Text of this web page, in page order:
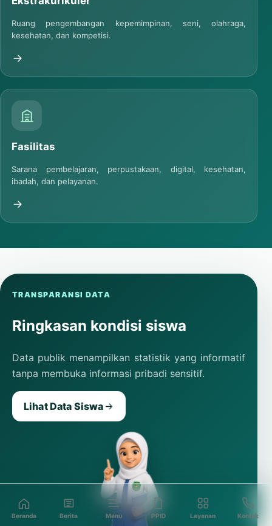
Ekstrakurikuler
Ruang pengembangan kepemimpinan, seni, olahraga,
kesehatan, dan kompetisi.
Fasilitas
Sarana pembelajaran, perpustakaan, digital, kesehatan,
ibadah, dan pelayanan.
TRANSPARANSI DATA
Ringkasan kondisi siswa
Data publik menampilkan statistik yang informatif
tanpa membuka informasi pribadi sensitif.
Beranda Berita Menu PPID Layanan Kontak